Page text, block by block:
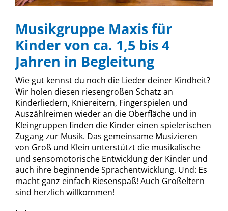
Musikgruppe Maxis für
Kinder von ca. 1,5 bis 4
Jahren in Begleitung
Wie gut kennst du noch die Lieder deiner Kindheit?
Wir holen diesen riesengroßen Schatz an
Kinderliedern, Kniereitern, Fingerspielen und
Auszählreimen wieder an die Oberfläche und in
Kleingruppen finden die Kinder einen spielerischen
Zugang zur Musik. Das gemeinsame Musizieren
von Groß und Klein unterstützt die musikalische
und sensomotorische Entwicklung der Kinder und
auch ihre beginnende Sprachentwicklung. Und: Es
macht ganz einfach Riesenspaß! Auch Großeltern
sind herzlich willkommen!